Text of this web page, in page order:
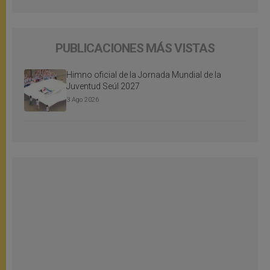
PUBLICACIONES MÁS VISTAS
Himno oficial de la Jornada Mundial de la
Juventud Seúl 2027
3 Ago 2026